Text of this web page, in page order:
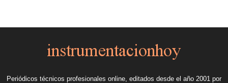
Periódicos técnicos profesionales online, editados desde el año 2001 por